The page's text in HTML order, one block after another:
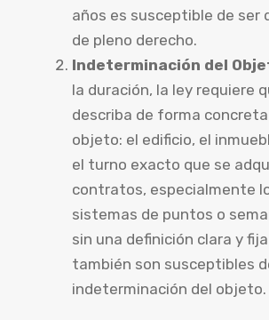
años es susceptible de ser
de pleno derecho.
Indeterminación del
la duración, la ley requiere
describa de forma
objeto: el edificio, el
el turno exacto que se
contratos, especialmente
sistemas de puntos o
sin una definición clara y
también son susceptibles
indeterminación del objeto.